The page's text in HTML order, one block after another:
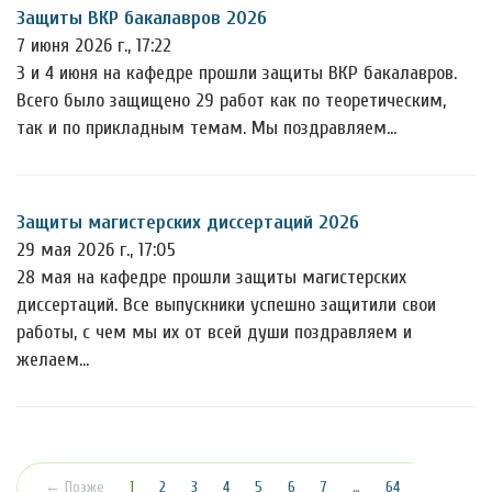
Защиты ВКР бакалавров 2026
7 июня 2026 г., 17:22
3 и 4 июня на кафедре прошли защиты ВКР бакалавров.
Всего было защищено 29 работ как по теоретическим,
так и по прикладным темам. Мы поздравляем…
Защиты магистерских диссертаций 2026
29 мая 2026 г., 17:05
28 мая на кафедре прошли защиты магистерских
диссертаций. Все выпускники успешно защитили свои
работы, с чем мы их от всей души поздравляем и
желаем…
← Позже 1 (текущая)
2 3 4 5 6 7 … 64